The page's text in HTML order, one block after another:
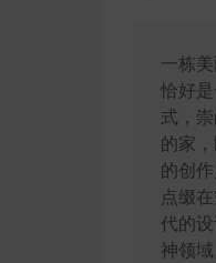
一栋
恰好
式，
的家
的创
点缀
代的
神领域